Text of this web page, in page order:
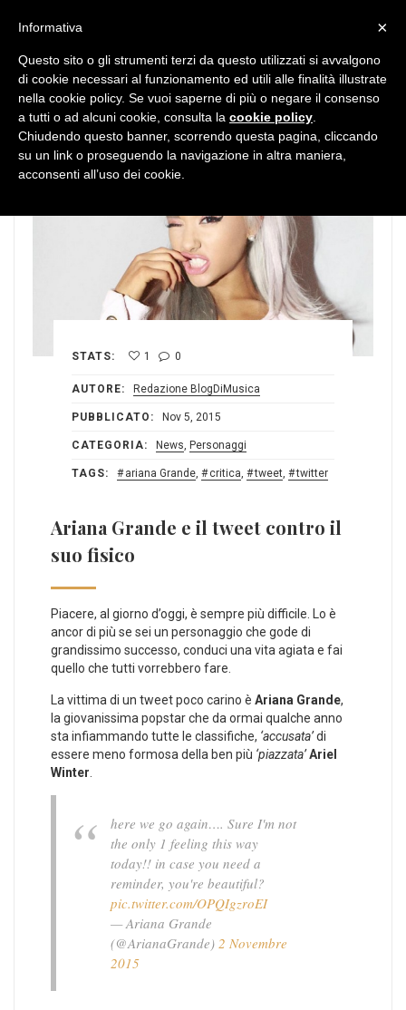
STATS: 1 0
AUTORE: Redazione BlogDiMusica
PUBBLICATO: Nov 5, 2015
CATEGORIA: News, Personaggi
TAGS: ariana Grande, critica, tweet, twitter
Ariana Grande e il tweet contro il
suo fisico
Piacere, al giorno d’oggi, è sempre più difficile. Lo è
ancor di più se sei un personaggio che gode di
grandissimo successo, conduci una vita agiata e fai
quello che tutti vorrebbero fare.
La vittima di un tweet poco carino è Ariana Grande,
la giovanissima popstar che da ormai qualche anno
sta infiammando tutte le classifiche, ‘accusata’di
essere meno formosa della ben più ‘piazzata’Ariel
Winter.
here we go again…. Sure I'm not
the only 1 feeling this way
today!! in case you need a
reminder, you're beautiful?
pic.twitter.com/OPQIgzroEI
— Ariana Grande
(@ArianaGrande) 2 Novembre
2015
×
Informativa
Questo sito o gli strumenti terzi da questo utilizzati si avvalgono
di cookie necessari al funzionamento ed utili alle finalità illustrate
nella cookie policy. Se vuoi saperne di più o negare il consenso
a tutti o ad alcuni cookie, consulta la cookie policy
Chiudendo questo banner, scorrendo questa pagina, cliccando
su un link o proseguendo la navigazione in altra maniera,
acconsenti all’uso dei cookie.